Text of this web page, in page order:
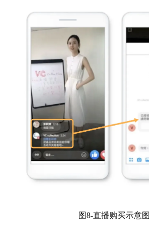
图8-直播购买示意图